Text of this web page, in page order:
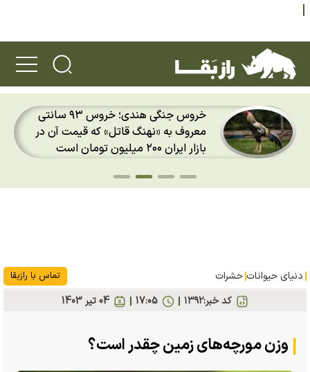
خروس جنگی هندی؛ خروس ۹۳ سانتی
معروف به «نهنگ قاتل» که قیمت آن در
بازار ایران ۲۰۰ میلیون تومان است
دنیای حیوانات حشرات تماس با رازبقا
کد خبر:۱۳۹۲ 04 تير 1403 17:05
وزن مورچه‌های زمین چقدر است؟